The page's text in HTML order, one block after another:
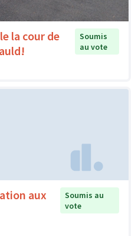
la cour de
Soumis
au vote
aux
Soumis au
vote